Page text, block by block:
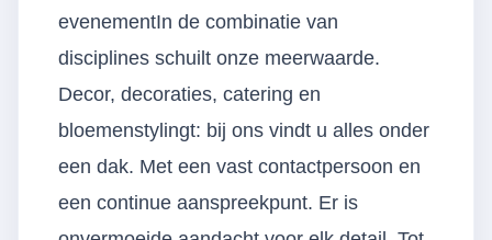
evenementIn de combinatie van
disciplines schuilt onze meerwaarde.
Decor, decoraties, catering en
bloemenstylingt: bij ons vindt u alles onder
een dak. Met een vast contactpersoon en
een continue aanspreekpunt. Er is